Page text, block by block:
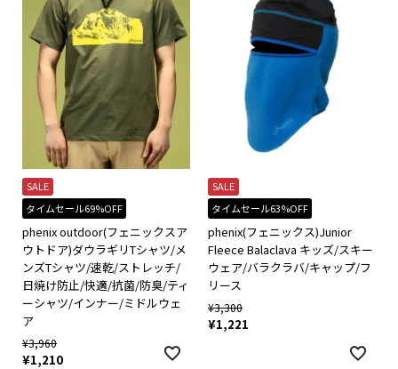
SALE
タイムセール69%OFF
phenix outdoor(フェニックスア
ウトドア)ダウラギリTシャツ/メ
ンズTシャツ/速乾/ストレッチ/
日焼け防止/快適/抗菌/防臭/ティ
ーシャツ/インナー/ミドルウェ
ア
¥3,960
¥1,210
SALE
タイムセール63%OFF
phenix(フェニックス)Junior
Fleece Balaclava キッズ/スキー
ウェア/バラクラバ/キャップ/フ
リース
¥3,300
¥1,221